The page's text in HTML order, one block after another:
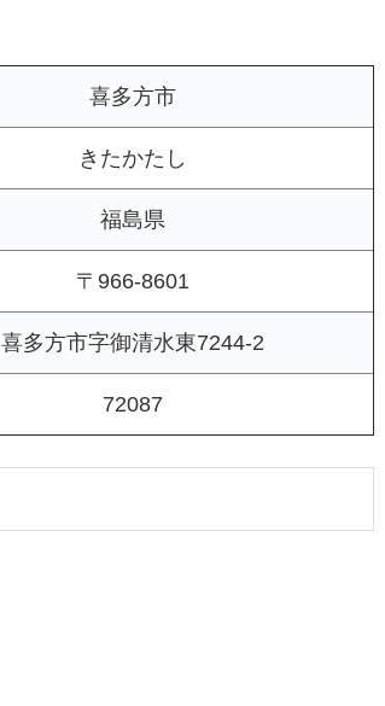
喜多方市
きたかたし
福島県
〒966-8601
喜多方市字御清水東7244-2
72087